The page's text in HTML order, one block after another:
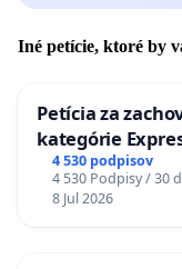
Iné petície, ktoré by
Petícia za
kategórie
stanici Púchov
4 530 podpisov
4 530 Podpisy / 30
8 Jul 2026